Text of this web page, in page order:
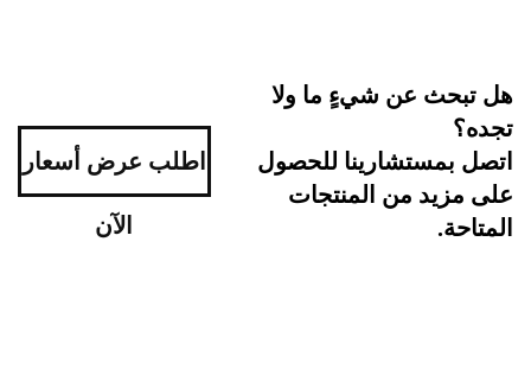
عن شيءٍ ما ولا
بمستشارينا للحصول
مزيد من المنتجات
اطلب عرض أسعار